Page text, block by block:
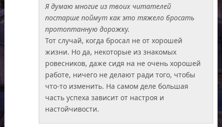
Я думаю многие из твоих читателей
постарше поймут как это тяжело бросать
протоптанную дорожку.
Тот случай, когда бросал не от хорошей
жизни. Но да, некоторые из знакомых
ровесников, даже сидя на не очень хорошей
работе, ничего не делают ради того, чтобы
что-то изменить. На самом деле большая
часть успеха зависит от настроя и
настойчивости.